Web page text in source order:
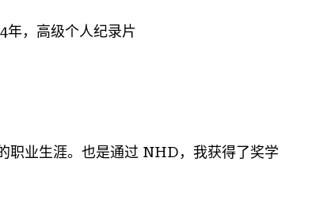
年，高级个人纪录片
职业生涯。也是通过 NHD，我获得了奖学